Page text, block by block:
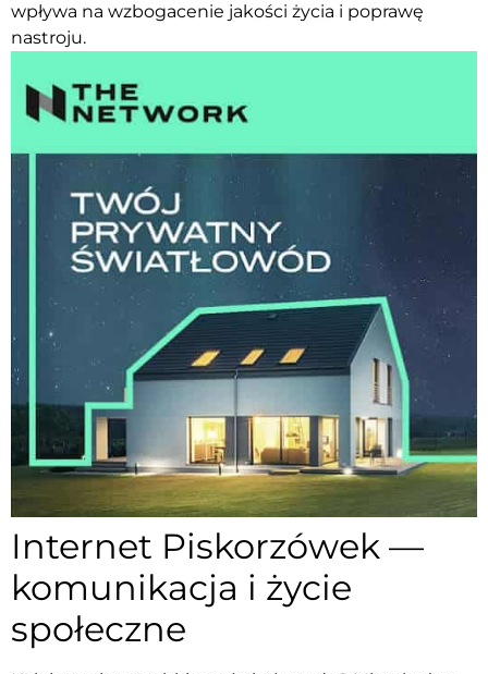
wpływa na wzbogacenie jakości życia i poprawę
nastroju.
Internet Piskorzówek —
komunikacja i życie
społeczne